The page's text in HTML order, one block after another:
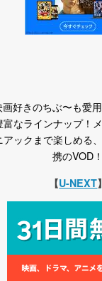
画好きのちぶ〜も愛
富なラインナップ！
アックまで楽しめる
携のVOD！
【U-NEXT】